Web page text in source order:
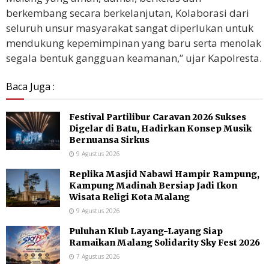
berkembang secara berkelanjutan, Kolaborasi dari
seluruh unsur masyarakat sangat diperlukan untuk
mendukung kepemimpinan yang baru serta menolak
segala bentuk gangguan keamanan,” ujar Kapolresta.
Baca Juga :
Festival Partilibur Caravan 2026 Sukses
Digelar di Batu, Hadirkan Konsep Musik
Bernuansa Sirkus
9 Agustus 2026
Replika Masjid Nabawi Hampir Rampung,
Kampung Madinah Bersiap Jadi Ikon
Wisata Religi Kota Malang
9 Agustus 2026
Puluhan Klub Layang-Layang Siap
Ramaikan Malang Solidarity Sky Fest 2026
7 Agustus 2026